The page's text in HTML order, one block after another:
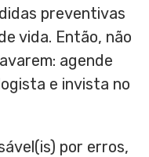
preventivas
vida. Então, não
agende
e invista no
por erros,